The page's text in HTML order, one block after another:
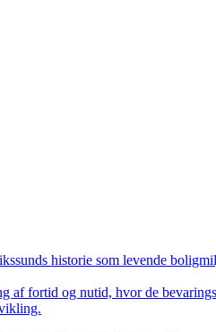
historie som levende
af fortid og nutid, hvor de